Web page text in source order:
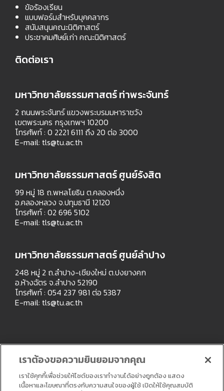
ข้อร้องเรียน
แบบฟอร์มสำหรับบุคคลากร
สนับสนุนคณะนิติศาสตร์
ประชาคมศิษย์เก่า คณะนิติศาสตร์
ติดต่อเรา
มหาวิทยาลัยธรรมศาสตร์ ท่าพระจันทร์
2 ถนนพระจันทร์ แขวงพระบรมมหาราชวัง
เขตพระนคร กรุงเทพฯ 10200
โทรศัพท์ : 0 2221 6111 ถึง 20 ต่อ 3000
E-mail: tls@tu.ac.th
มหาวิทยาลัยธรรมศาสตร์ ศูนย์รังสิต
99 หมู่ 18 ถ.พหลโยธิน ต.คลองหนึ่ง
อ.คลองหลวง จ.ปทุมธานี 12120
โทรศัพท์ : 02 696 5102
E-mail: tls@tu.ac.th
มหาวิทยาลัยธรรมศาสตร์ ศูนย์ลำปาง
248 หมู่ 2 ถ.ลำปาง-เชียงใหม่ ต.ปงยางคก
อ.ห้างฉัตร จ.ลำปาง 52190
โทรศัพท์ : 054 237 981 ต่อ 5387
E-mail: tls@tu.ac.th
เราต้องขอความยินยอมจากคุณ
เราใช้คุกกี้เพื่อช่วยให้ไซต์ของเราทำงานได้อย่างถูกต้อง แสดง
เนื้อหาและโฆษณาที่ตรงกับความสนใจของผู้ใช้ เปิดให้ใช้คุณสมบัติ